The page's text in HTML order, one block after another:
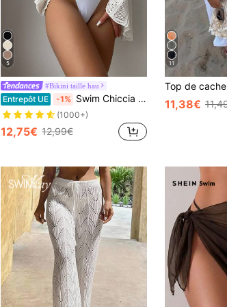
5
#Bikini taille hau
Entrepôt UE -1% Swim Chiccia Couvre-maillot de bain d'été ajouré
(1000+)
12,75€ 12,99€
11
11,38€